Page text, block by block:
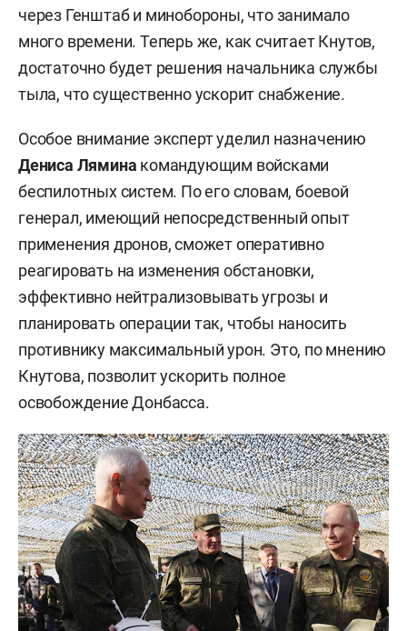
через Генштаб и минобороны, что занимало
много времени. Теперь же, как считает Кнутов,
достаточно будет решения начальника службы
тыла, что существенно ускорит снабжение.
Особое внимание эксперт уделил назначению
Дениса Лямина командующим войсками
беспилотных систем. По его словам, боевой
генерал, имеющий непосредственный опыт
применения дронов, сможет оперативно
реагировать на изменения обстановки,
эффективно нейтрализовывать угрозы и
планировать операции так, чтобы наносить
противнику максимальный урон. Это, по мнению
Кнутова, позволит ускорить полное
освобождение Донбасса.